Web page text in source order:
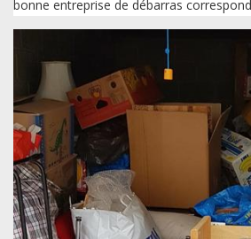
bonne entreprise de débarras